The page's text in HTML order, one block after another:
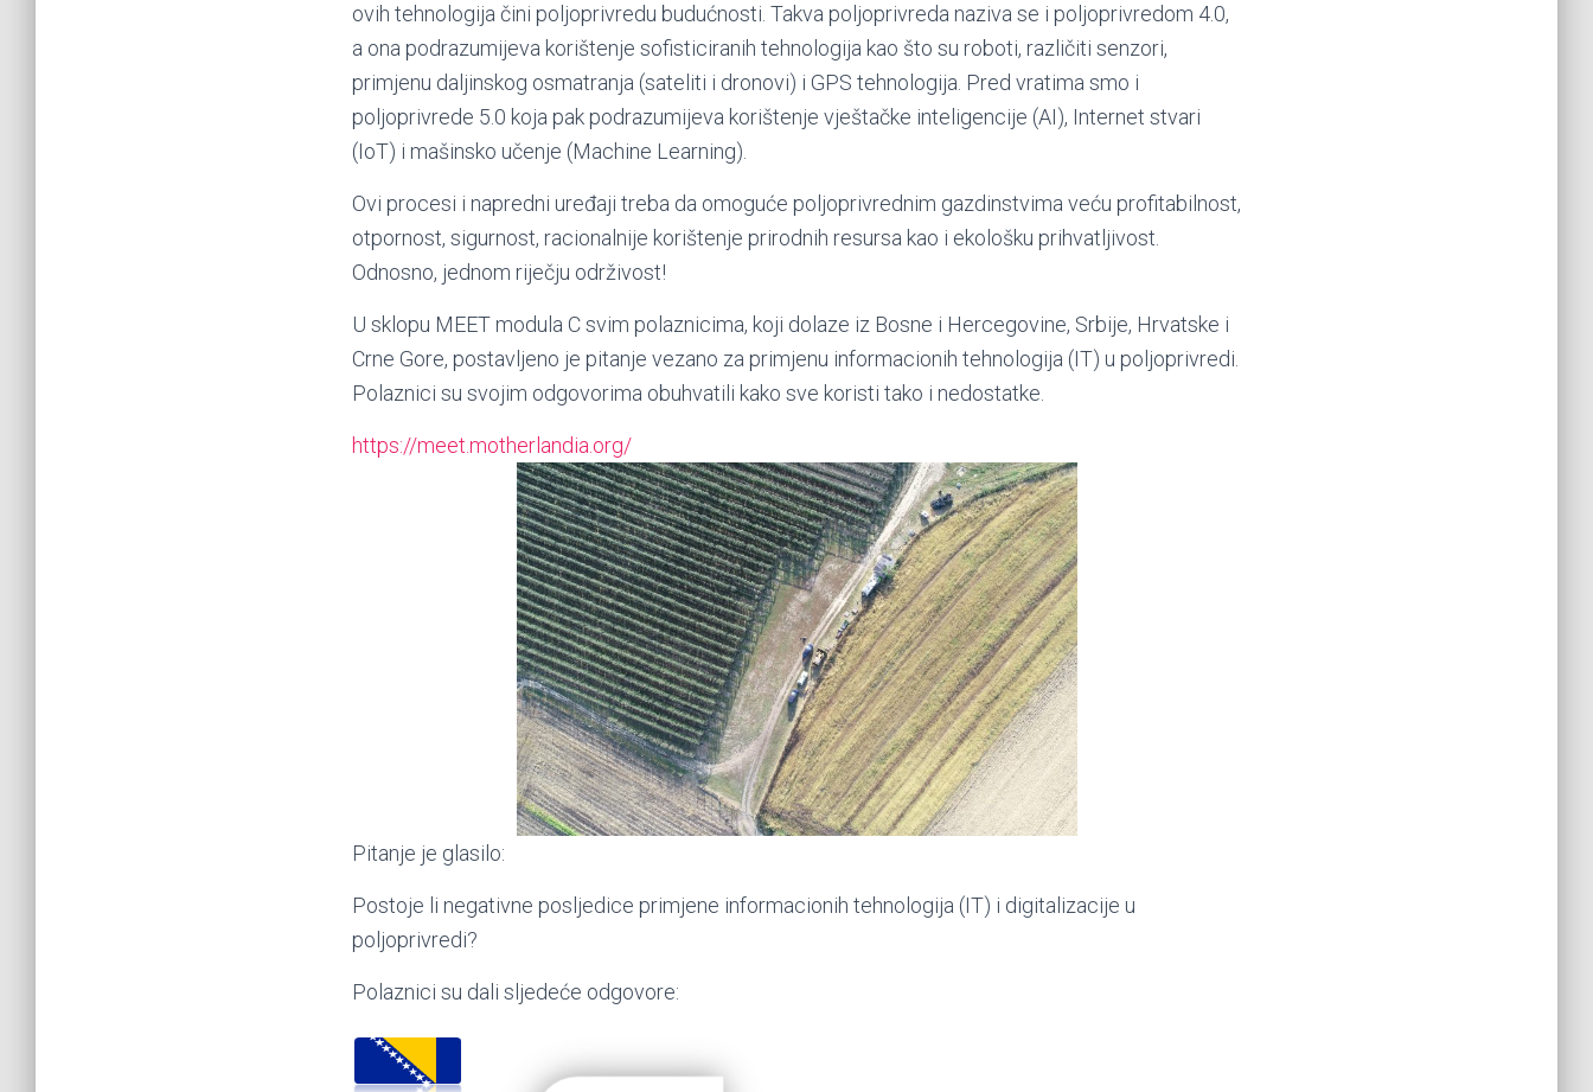
ovih tehnologija čini poljoprivredu budućnosti. Takva poljoprivreda naziva se i poljoprivredom 4.0,
a ona podrazumijeva korištenje sofisticiranih tehnologija kao što su roboti, različiti senzori,
primjenu daljinskog osmatranja (sateliti i dronovi) i GPS tehnologija. Pred vratima smo i
poljoprivrede 5.0 koja pak podrazumijeva korištenje vještačke inteligencije (AI), Internet stvari
(IoT) i mašinsko učenje (Machine Learning).
Ovi procesi i napredni uređaji treba da omoguće poljoprivrednim gazdinstvima veću profitabilnost,
otpornost, sigurnost, racionalnije korištenje prirodnih resursa kao i ekološku prihvatljivost.
Odnosno, jednom riječju održivost!
U sklopu MEET modula C svim polaznicima, koji dolaze iz Bosne i Hercegovine, Srbije, Hrvatske i
Crne Gore, postavljeno je pitanje vezano za primjenu informacionih tehnologija (IT) u poljoprivredi.
Polaznici su svojim odgovorima obuhvatili kako sve koristi tako i nedostatke.
https://meet.motherlandia.org/:
Digitalizacija
i
primjena
IT
u
poljoprivredi:
Prednosti
su
manje
više
očite,
nedostaci?
Pitanje je glasilo:
Postoje li negativne posljedice primjene informacionih tehnologija (IT) i digitalizacije u
poljoprivredi?
Polaznici su dali sljedeće odgovore: